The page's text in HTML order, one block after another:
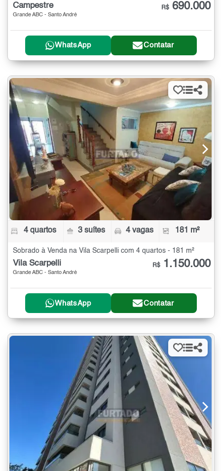
Campestre
Grande ABC - Santo André
R$ 690.000
WhatsApp Contatar
4 quartos 3 suítes 4 vagas 181 m²
Sobrado à Venda na Vila Scarpelli com 4 quartos - 181 m²
Vila Scarpelli
Grande ABC - Santo André
R$ 1.150.000
WhatsApp Contatar